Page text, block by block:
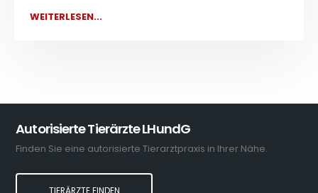
WEITERLESEN...
Autorisierte Tierärzte LHundG
Finden Sie eine autorisierte Tierarztpraxis in Ihrer Nähe.